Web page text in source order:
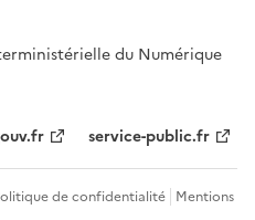
du Numérique
service-public.fr
de confidentialité Mentions